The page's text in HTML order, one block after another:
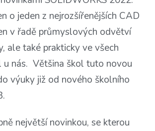
o jeden z nejrozšířenějších CAD
v řadě průmyslových odvětví
ale také prakticky ve všech
u nás. Většina škol tuto novou
výuky již od nového školního
největší novinkou, se kterou